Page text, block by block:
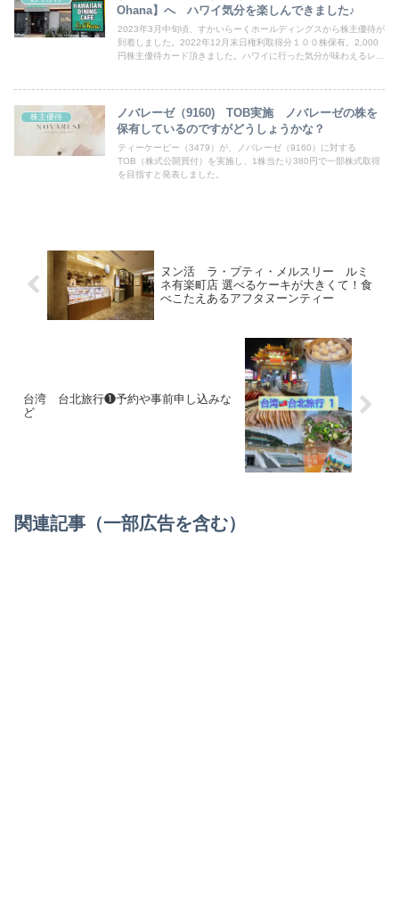
Ohana】へ ハワイ気分を楽しんできました♪
2023年3月中旬頃、すかいらーくホールディングスから株主優待が
到着しました。2022年12月末日権利取得分１００株保有。2,000
円株主優待カード頂きました。ハワイに行った気分が味わえるレス
株主優待
ノバレーゼ（9160) TOB実施 ノバレーゼの株を
保有しているのですがどうしょうかな？
ティーケーピー（3479）が、ノバレーゼ（9160）に対する
TOB（株式公開買付）を実施し、1株当たり380円で一部株式取得
を目指すと発表しました。
ヌン活 ラ・プティ・メルスリー ルミ
ネ有楽町店 選べるケーキが大きくて！食
べこたえあるアフタヌーンティー
台湾 台北旅行❶予約や事前申し込みな
ど
関連記事（一部広告を含む）